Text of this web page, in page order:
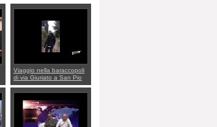
Viaggio nella baraccopoli
di via Giuriato a San Pio
X. Vicenza ai Vicentini:
“faremo un regalo di
Natale ai residenti”